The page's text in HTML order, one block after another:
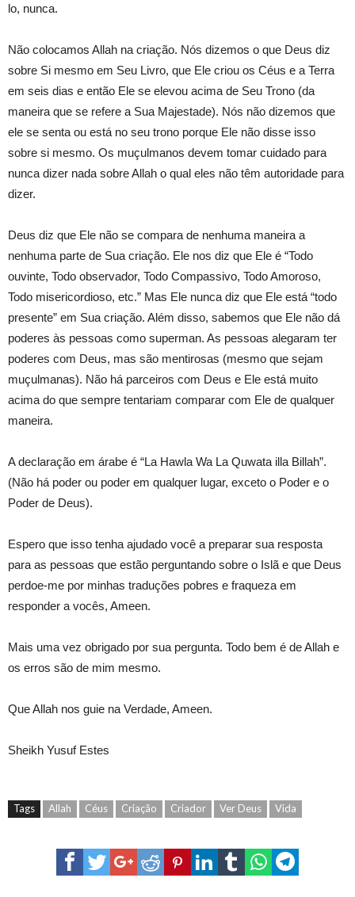
lo, nunca.
Não colocamos Allah na criação. Nós dizemos o que Deus diz
sobre Si mesmo em Seu Livro, que Ele criou os Céus e a Terra
em seis dias e então Ele se elevou acima de Seu Trono (da
maneira que se refere a Sua Majestade). Nós não dizemos que
ele se senta ou está no seu trono porque Ele não disse isso
sobre si mesmo. Os muçulmanos devem tomar cuidado para
nunca dizer nada sobre Allah o qual eles não têm autoridade para
dizer.
Deus diz que Ele não se compara de nenhuma maneira a
nenhuma parte de Sua criação. Ele nos diz que Ele é “Todo
ouvinte, Todo observador, Todo Compassivo, Todo Amoroso,
Todo misericordioso, etc.” Mas Ele nunca diz que Ele está “todo
presente” em Sua criação. Além disso, sabemos que Ele não dá
poderes às pessoas como superman. As pessoas alegaram ter
poderes com Deus, mas são mentirosas (mesmo que sejam
muçulmanas). Não há parceiros com Deus e Ele está muito
acima do que sempre tentariam comparar com Ele de qualquer
maneira.
A declaração em árabe é “La Hawla Wa La Quwata illa Billah”.
(Não há poder ou poder em qualquer lugar, exceto o Poder e o
Poder de Deus).
Espero que isso tenha ajudado você a preparar sua resposta
para as pessoas que estão perguntando sobre o Islã e que Deus
perdoe-me por minhas traduções pobres e fraqueza em
responder a vocês, Ameen.
Mais uma vez obrigado por sua pergunta. Todo bem é de Allah e
os erros são de mim mesmo.
Que Allah nos guie na Verdade, Ameen.
Sheikh Yusuf Estes
Tags Allah Céus Criação Criador Ver Deus Vida